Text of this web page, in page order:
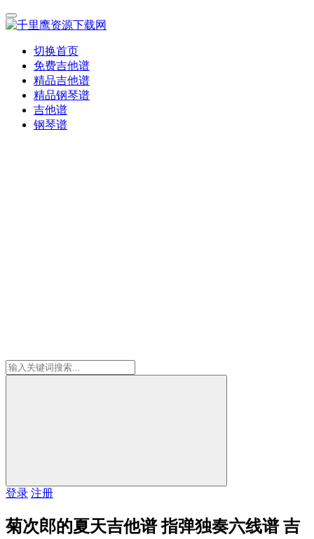
切换首页
免费吉他谱
精品吉他谱
精品钢琴谱
吉他谱
钢琴谱
登录 注册
菊次郎的夏天吉他谱 指弹独奏六线谱 吉